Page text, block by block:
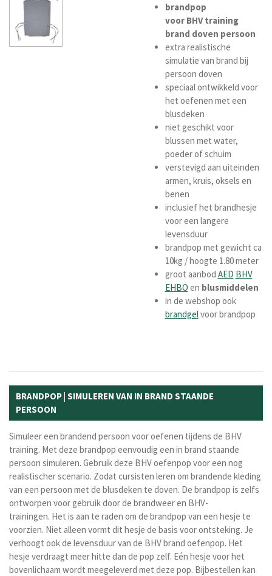
brandpop
voor BHV training
brand doven persoon
extra realistische
simulatie van brand bij
persoon doven
speciaal ontwikkeld voor
het oefenen met een
blusdeken
niet geschikt voor
blussen met water,
poeder of schuim
verstevigd aan uiteinden
armen, kruis, oksels en
benen
inclusief het brandhesje
voor een langere
levensduur
brandpop met gewicht ca
10kg / hoogte 1.80 meter
groot aanbod AED BHV
EHBO en blusmiddelen
in de webshop ook
brandgelvoor brandpop
BRANDPOP | SIMULEREN VAN IN BRAND STAANDE
PERSOON
Simuleer een brandend persoon voor oefenen tijdens de BHV
training. Met deze brandpop eenvoudig een in brand staande
persoon simuleren. Gebruik deze BHV oefenpop voor een nog
realistischer scenario. Zodat cursisten leren om brandende kleding
van een persoon met de blusdeken te doven. De brandpop is zelfs
ontworpen voor gebruik door de brandweer en BHV-
trainingen. Het is aan te raden om de brandpop van een hesje te
voorzien. Niet alleen vormt dit hesje de basis voor ontsteking. Je
verhoogt ook de levensduur van de BHV brand oefenpop. Het
hesje verdraagt meer hitte dan de pop zelf. Eén hesje voor het
bovenlichaam wordt meegeleverd met deze pop. Bijbestellen kan